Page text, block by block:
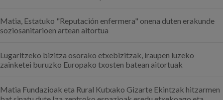
Matia, Estatuko "Reputación enfermera" onena duten erakunde
soziosanitarioen artean aitortua
Lugaritzeko bizitza osorako etxebizitzak, iraupen luzeko
zainketei buruzko Europako txosten batean aitortuak
Matia Fundazioak eta Rural Kutxako Gizarte Ekintzak hitzarmen